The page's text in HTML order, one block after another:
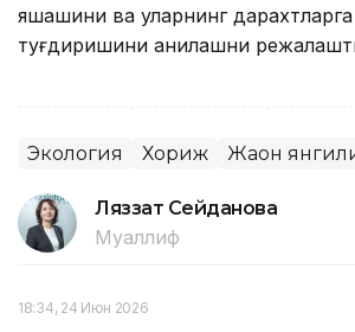
яшашини ва уларнинг
туғдиришини аниқлашни
Экология Хориж Жаҳон
Ляззат Сейданова
Муаллиф
18:34, 24 Июн 2026